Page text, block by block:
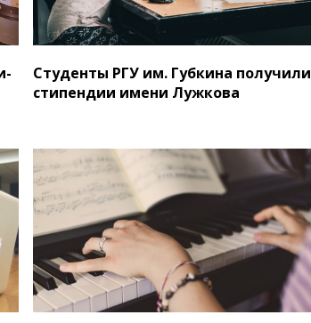
Студенты РГУ им. Губкина получили
стипендии имени Лужкова